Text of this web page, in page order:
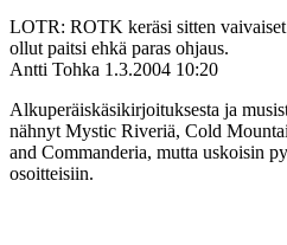
LOTR: ROTK keräsi sitten
ollut paitsi ehkä paras ohjaus.
Antti Tohka 1.3.2004 10:20
Alkuperäiskäsikirjoituksesta ja
nähnyt Mystic Riveriä, Cold
and Commanderia, mutta uskoisin
osoitteisiin.